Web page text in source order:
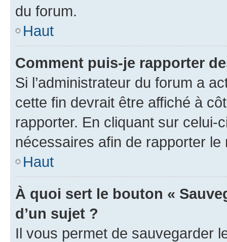
du forum.
Haut
Comment puis-je rapporter
Si l’administrateur du forum a
cette fin devrait être affiché à
rapporter. En cliquant sur
nécessaires afin de rapporter le
Haut
À quoi sert le bouton «
d’un sujet ?
Il vous permet de sauvegarder